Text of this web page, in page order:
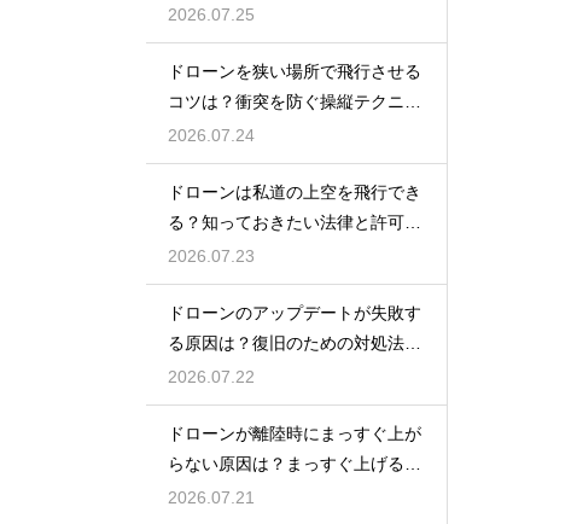
の動向
2026.07.25
ドローンを狭い場所で飛行させる
コツは？衝突を防ぐ操縦テクニッ
クを解説
2026.07.24
ドローンは私道の上空を飛行でき
る？知っておきたい法律と許可の
ルール
2026.07.23
ドローンのアップデートが失敗す
る原因は？復旧のための対処法を
解説
2026.07.22
ドローンが離陸時にまっすぐ上が
らない原因は？まっすぐ上げるた
めのコツを解説
2026.07.21